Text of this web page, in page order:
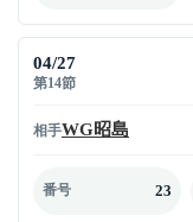
04/27
第14節
相手WG昭島
番号 23